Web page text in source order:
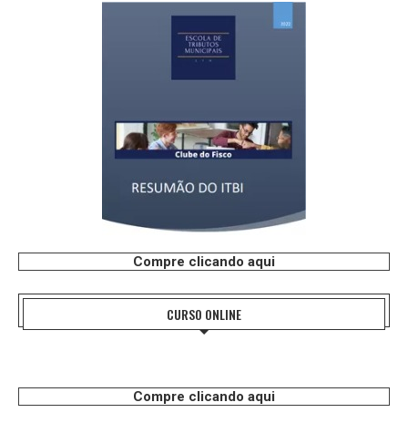
Compre clicando aqui
CURSO ONLINE
Compre clicando aqui